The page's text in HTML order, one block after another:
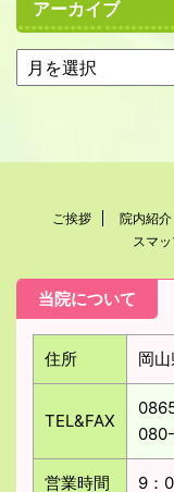
アーカイブ
ご挨拶 院内紹介
スマ
当院について
住所 岡
TEL&FAX
営業時間 9：